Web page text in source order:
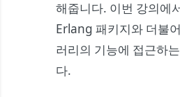
해줍니다. 이번 강의에
Erlang 패키지와 더불
러리의 기능에 접근하
다.